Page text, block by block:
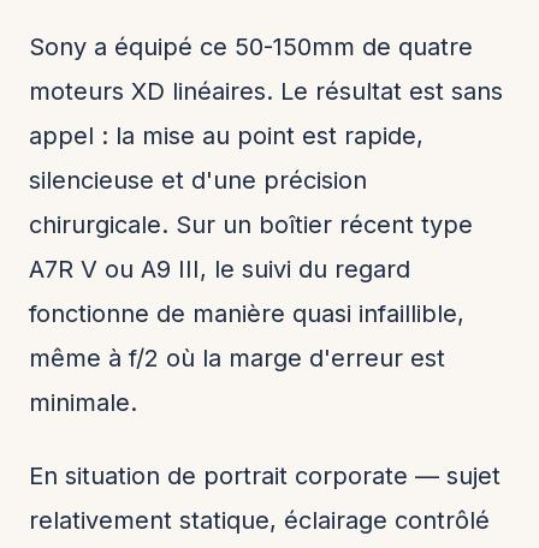
Sony a équipé ce 50-150mm de quatre
moteurs XD linéaires. Le résultat est sans
appel : la mise au point est rapide,
silencieuse et d'une précision
chirurgicale. Sur un boîtier récent type
A7R V ou A9 III, le suivi du regard
fonctionne de manière quasi infaillible,
même à f/2 où la marge d'erreur est
minimale.
En situation de portrait corporate — sujet
relativement statique, éclairage contrôlé